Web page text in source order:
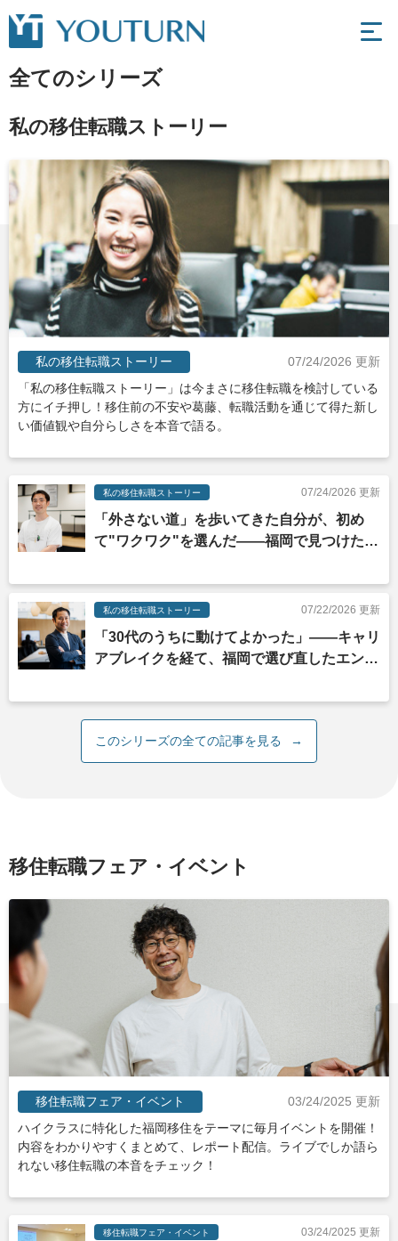
全てのシリーズ
私の移住転職ストーリー
「私の移住転職ストーリー」は今まさに移住転職を検討している
方にイチ押し！移住前の不安や葛藤、転職活動を通じて得た新し
い価値観や自分らしさを本音で語る。
私の移住転職ストーリー 07/24/2026 更新
私の移住転職ストーリー 07/24/2026 更新
「外さない道」を歩いてきた自分が、初め
て"ワクワク"を選んだ——福岡で見つけた、
私の移住転職ストーリー 07/22/2026 更新
「30代のうちに動けてよかった」——キャリ
アブレイクを経て、福岡で選び直したエンジ
このシリーズの全ての記事を見る →
移住転職フェア・イベント
ハイクラスに特化した福岡移住をテーマに毎月イベントを開催！
内容をわかりやすくまとめて、レポート配信。ライブでしか語ら
れない移住転職の本音をチェック！
移住転職フェア・イベント 03/24/2025 更新
移住転職フェア・イベント 03/24/2025 更新